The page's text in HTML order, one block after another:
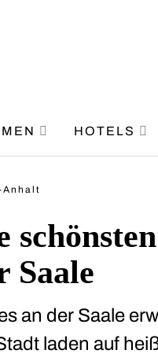
HOTELS
Anhalt
Saale
an der Saale
laden auf